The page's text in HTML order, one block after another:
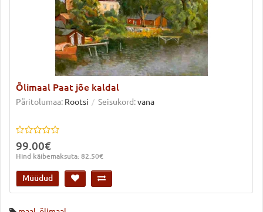
Õlimaal Paat jõe kaldal
Päritolumaa: Rootsi Seisukord:vana
99.00€
Hind käibemaksuta: 82.50€
Müüdud